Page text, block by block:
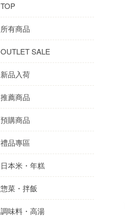
TOP
所有商品
OUTLET SALE
新品入荷
推薦商品
預購商品
禮品專區
日本米・年糕
惣菜・拌飯
調味料・高湯